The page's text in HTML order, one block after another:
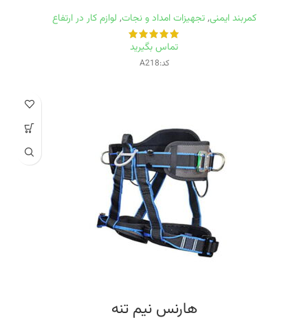
کمربند ایمنی, تجهیزات امداد و نجات, لوازم کار در ارتفاع
تماس بگیرید
کد:A218
هارنس نیم تنه